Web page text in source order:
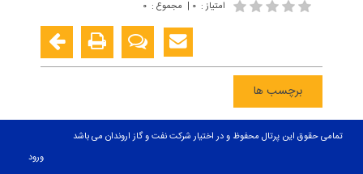
امتیاز : ۰ | مجموع : ۰
برچسب ها
تمامی حقوق این پرتال محفوظ و در اختیار شرکت نفت و گاز اروندان می باشد
ورود